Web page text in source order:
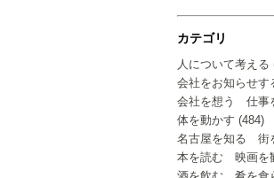
カテゴリ
人について考える
会社をお知らせす
会社を想う 仕事
体を動かす (484)
名古屋を知る 街
本を読む 映画を